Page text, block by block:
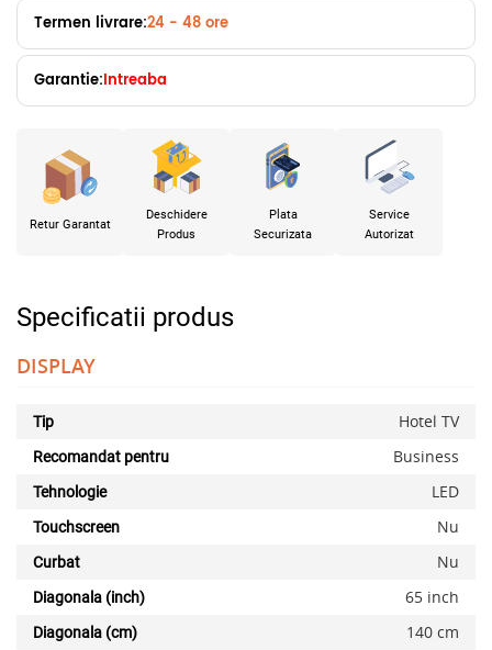
Termen livrare:24 - 48 ore
Garantie:Intreaba
Retur Garantat
Deschidere
Produs
Plata
Securizata
Service
Autorizat
Specificatii produs
DISPLAY
Tip Hotel TV
Recomandat pentru Business
Tehnologie LED
Touchscreen Nu
Curbat Nu
Diagonala (inch) 65 inch
Diagonala (cm) 140 cm